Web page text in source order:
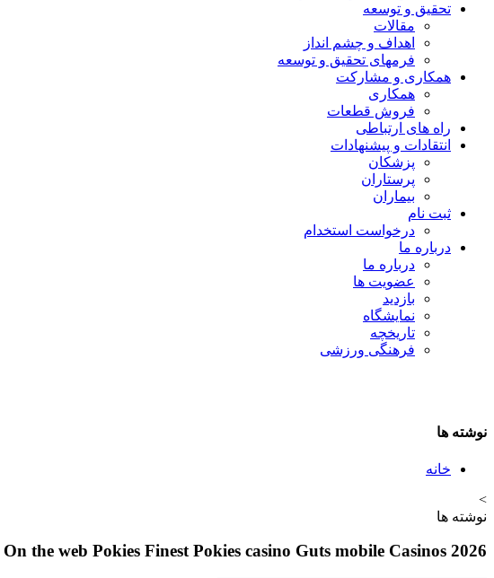
تحقيق و توسعه
مقالات
اهداف و چشم انداز
فرمهای تحقیق و توسعه
همکاری و مشارکت
همکاری
فروش قطعات
راه های ارتباطی
انتقادات و پيشنهادات
پزشكان
پرستاران
بيماران
ثبت نام
درخواست استخدام
درباره ما
درباره ما
عضویت ها
بازدید
نمایشگاه
تاريخچه
فرهنگی ورزشی
نوشته ها
خانه
>
نوشته ها
the web Pokies Finest Pokies casino Guts mobile Casinos 2026